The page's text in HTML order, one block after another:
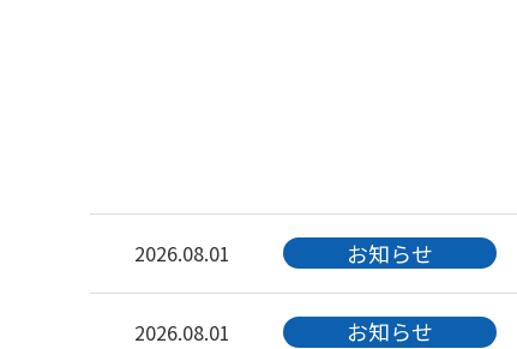
2026.08.01 お知らせ
2026.08.01 お知らせ